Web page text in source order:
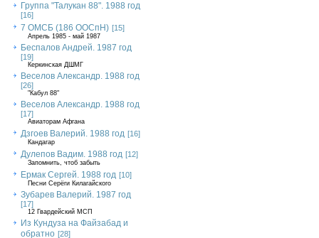
Группа "Талукан 88". 1988 год
[16]
7 ОМСБ (186 ООСпН) [15]
Апрель 1985 - май 1987
Беспалов Андрей. 1987 год
[19]
Керкинская ДШМГ
Веселов Александр. 1988 год
[26]
"Кабул 88"
Веселов Александр. 1988 год
[17]
Авиаторам Афгана
Дзгоев Валерий. 1988 год [16]
Кандагар
Дулепов Вадим. 1988 год [12]
Запомнить, чтоб забыть
Ермак Сергей. 1988 год [10]
Песни Серёги Килагайского
Зубарев Валерий. 1987 год
[17]
12 Гвардейский МСП
Из Кундуза на Файзабад и
обратно [28]